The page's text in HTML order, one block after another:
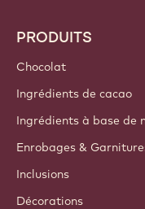
PRODUITS
Chocolat
Ingrédients de cacao
Ingrédients à base de
Enrobages &
Inclusions
Décorations